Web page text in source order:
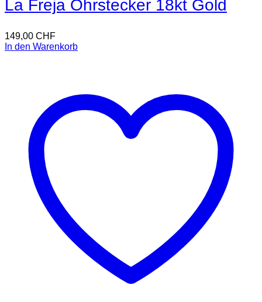
La Freja Ohrstecker 18kt Gold
149,00 CHF
In den Warenkorb